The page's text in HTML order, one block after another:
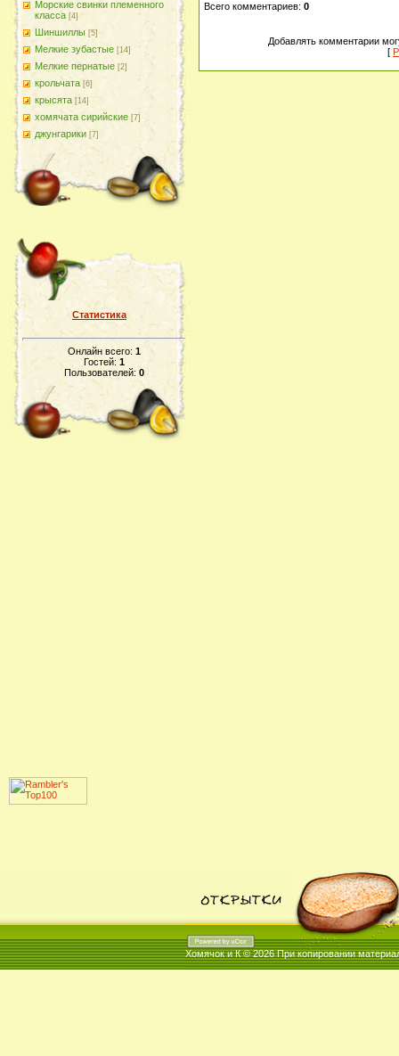
Морские свинки племенного
класса [4]
Шиншиллы [5]
Мелкие зубастые [14]
Мелкие пернатые [2]
крольчата [6]
крысята [14]
хомячата сирийские [7]
джунгарики [7]
Статистика
Онлайн всего: 1
Гостей: 1
Пользователей: 0
Всего комментариев: 0
Добавлять комментарии
[
Хомячок и К © 2026При копировании